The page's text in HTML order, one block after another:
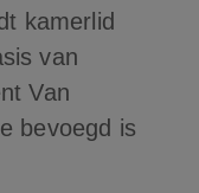
kamerlid
van
Van
bevoegd is